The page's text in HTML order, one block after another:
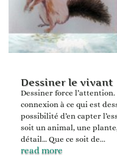
Dessiner le vivant
Dessiner force
connexion à ce qui est
possibilité d’en capter
soit un animal, une
détail… Que ce soit de...
read more